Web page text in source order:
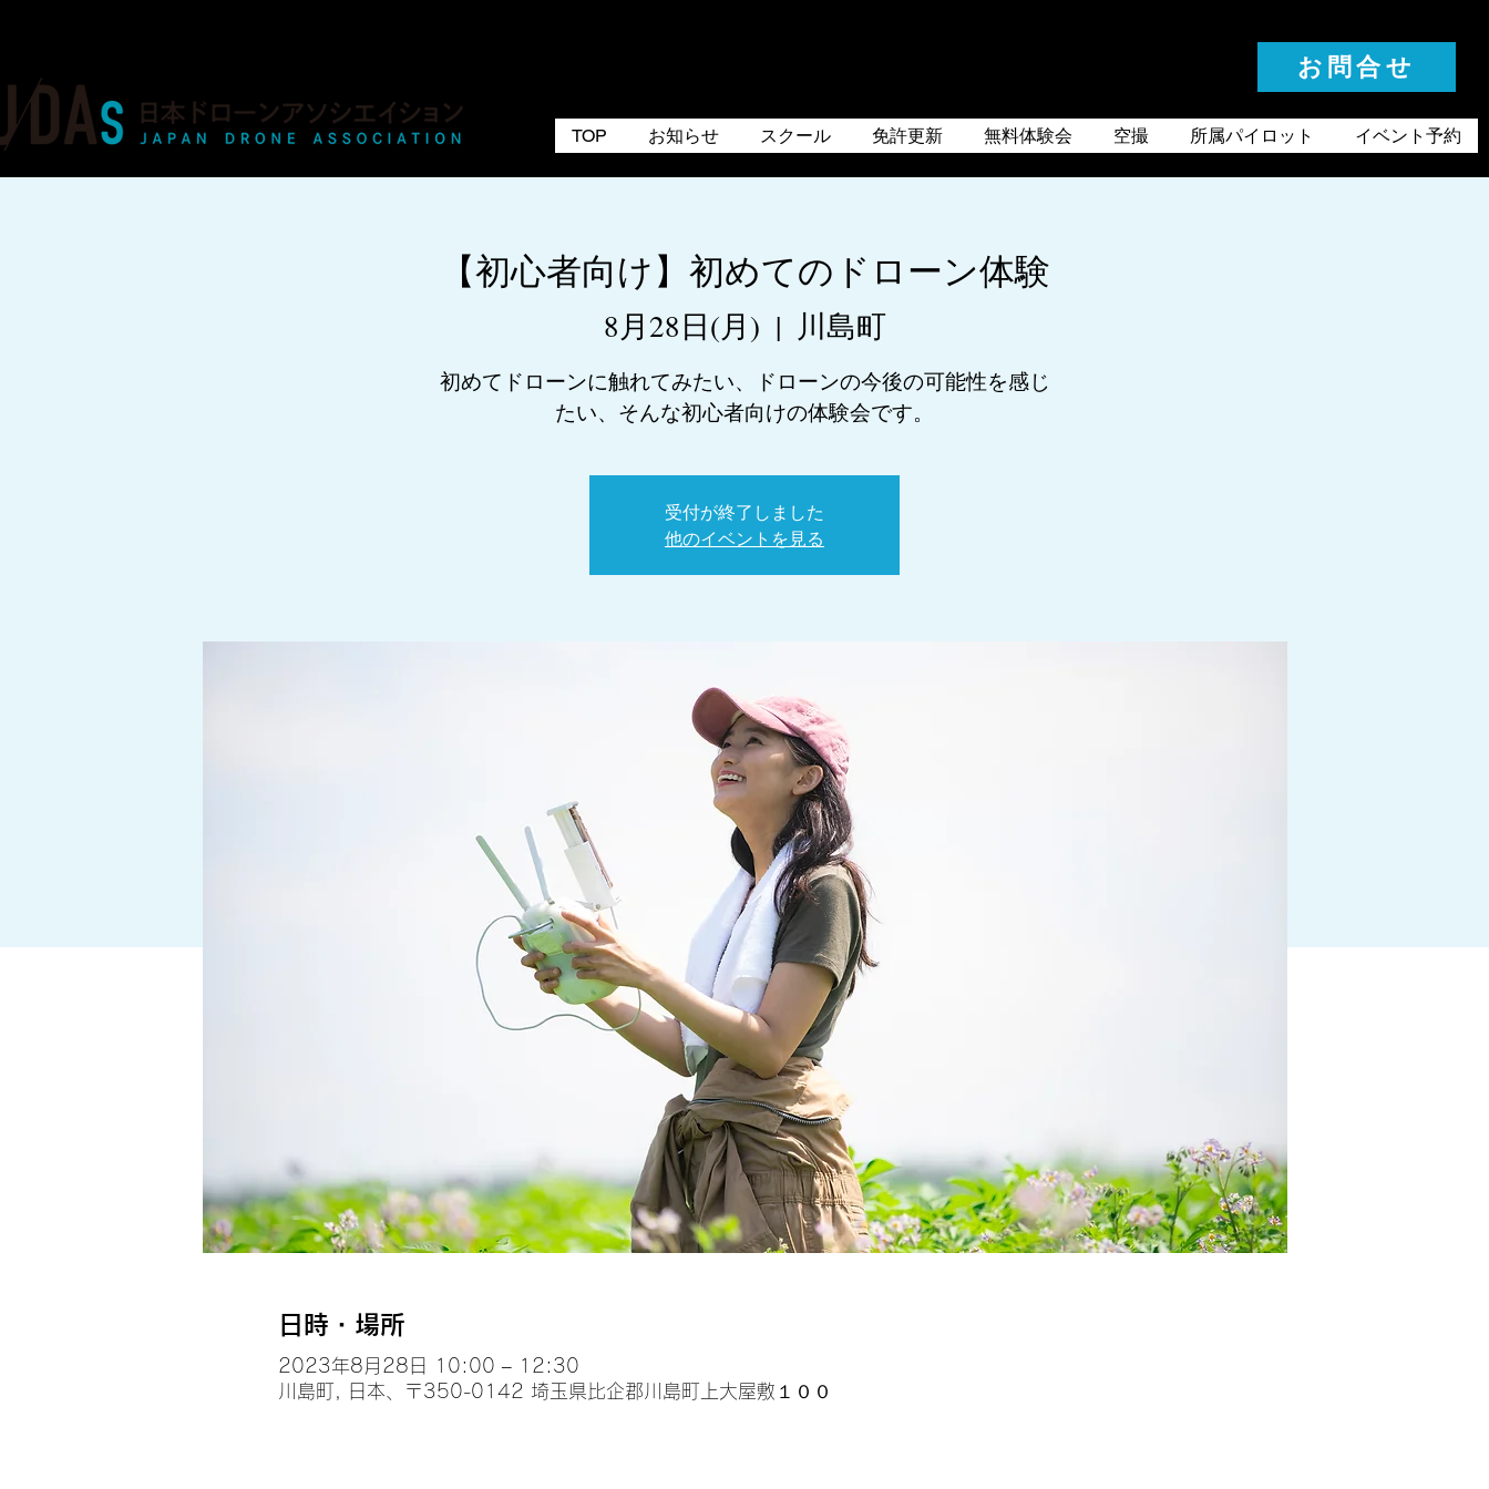
お問合せ
TOP お知らせ スクール 免許更新 無料体験会 空撮 所属パイロット イベント予約
【初心者向け】初めてのドローン体験
8月28日(月)
  |
川島町
初めてドローンに触れてみたい、ドローンの今後の可能性を感じ
たい、そんな初心者向けの体験会です。
受付が終了しました
他のイベントを見る
日時・場所
2023年8月28日 10:00 – 12:30
川島町, 日本、〒350-0142 埼玉県比企郡川島町上大屋敷１００